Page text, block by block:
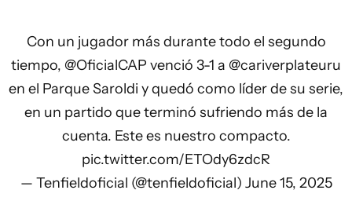
Con un jugador más durante todo el segundo
tiempo, @OficialCAP venció 3-1 a @cariverplateuru
en el Parque Saroldi y quedó como líder de su serie,
en un partido que terminó sufriendo más de la
cuenta. Este es nuestro compacto.
pic.twitter.com/ETOdy6zdcR
— Tenfieldoficial (@tenfieldoficial) June 15, 2025